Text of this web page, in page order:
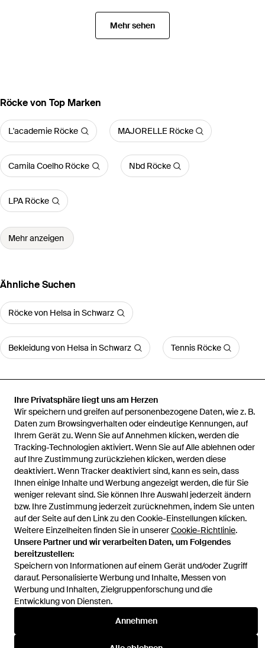
Ihre Privatsphäre liegt uns am Herzen
Wir speichern und greifen auf personenbezogene Daten, wie z. B.
Daten zum Browsingverhalten oder eindeutige Kennungen, auf
Ihrem Gerät zu. Wenn Sie auf Annehmen klicken, werden die
Tracking-Technologien aktiviert. Wenn Sie auf Alle ablehnen oder
auf Ihre Zustimmung zurückziehen klicken, werden diese
deaktiviert. Wenn Tracker deaktiviert sind, kann es sein, dass
Ihnen einige Inhalte und Werbung angezeigt werden, die für Sie
weniger relevant sind. Sie können Ihre Auswahl jederzeit ändern
bzw. Ihre Zustimmung jederzeit zurücknehmen, indem Sie unten
auf der Seite auf den Link zu den Cookie-Einstellungen klicken.
Weitere Einzelheiten finden Sie in unsererCookie-Richtlinie.
Unsere Partner und wir verarbeiten Daten, um Folgendes
bereitzustellen:
Speichern von Informationen auf einem Gerät und/oder Zugriff
darauf. Personalisierte Werbung und Inhalte, Messen von
Werbung und Inhalten, Zielgruppenforschung und die
Entwicklung von Diensten.
Annehmen
Mehr sehen
Röcke von Top Marken
L'academie Röcke MAJORELLE Röcke
Camila Coelho Röcke Nbd Röcke
LPA Röcke
Mehr anzeigen
Ähnliche Suchen
Röcke von Helsa in Schwarz
Bekleidung von Helsa in Schwarz Tennis Röcke
Startseite Damen Röcke Helsa Röcke Rock Layered
Hilfe und Informationen